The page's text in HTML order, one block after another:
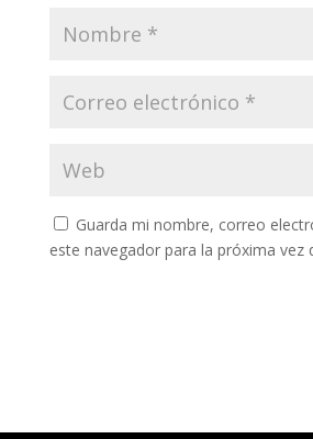
Guarda mi nombre, correo
este navegador para la próxima vez